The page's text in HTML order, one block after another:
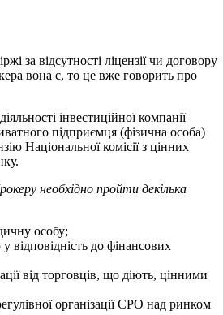
за відсутності ліцензії чи договору
вона є, то це вже говорить про
інвестиційної компанії
підприємця (фізична особа)
Національної комісії з цінних
необхідно пройти декілька
особу;
відповідність до фінансових
від торговців, що діють, цінними
організації СРО над ринком